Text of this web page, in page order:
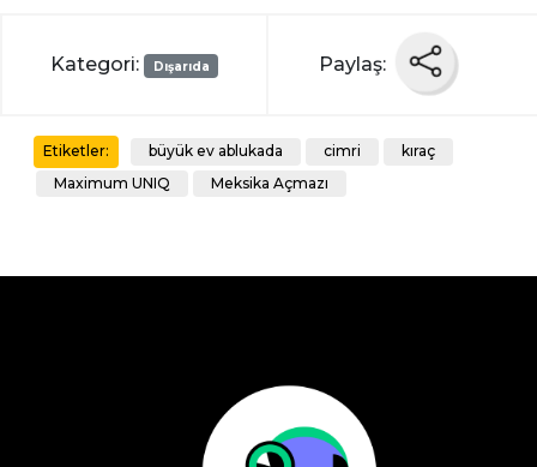
Kategori: Dışarıda Paylaş:
Etiketler: büyük ev ablukada cimri
kıraç
Maximum UNIQ
Meksika Açmazı